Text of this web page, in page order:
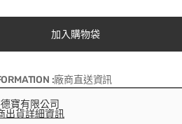
加入購物袋
:廠商直送資訊
寶有限公司
出貨詳細資訊